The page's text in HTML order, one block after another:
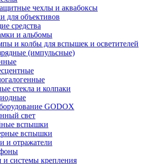
чехлы и аквабоксы
для объективов
средства
и альбомы
и колбы для вспышек и осветителей
(импульсные)
стекла и колпаки
GODOX
свет
вспышки
вспышки
и отражатели
и системы крепления